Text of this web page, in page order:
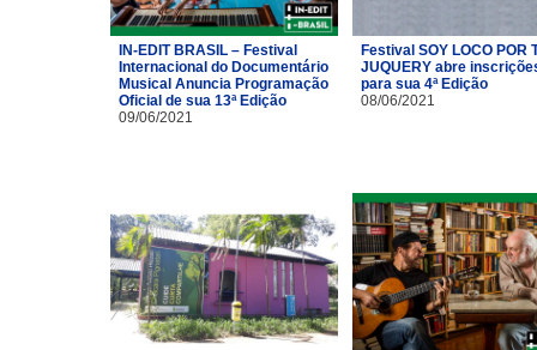
IN-EDIT BRASIL – Festival
Internacional do Documentário
Musical Anuncia Programação
Oficial de sua 13ª Edição
09/06/2021
Festival SOY LOCO POR
JUQUERY abre
para sua 4ª Edição
08/06/2021